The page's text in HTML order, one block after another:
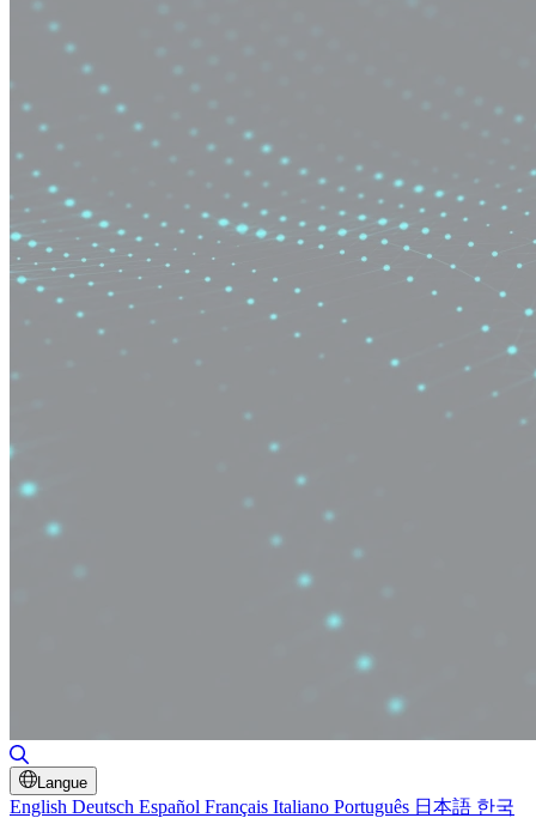
Langue
English Deutsch Español Français Italiano Português 日本語 한국